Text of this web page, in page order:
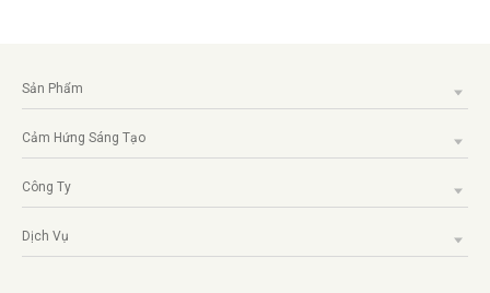
Sản Phẩm
Cảm Hứng Sáng Tạo
Công Ty
Dịch Vụ